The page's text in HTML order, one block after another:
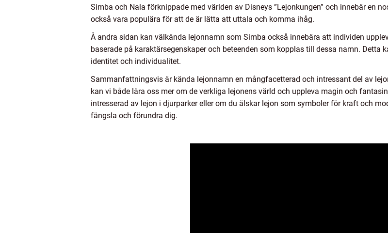
Simba och Nala förknippade med världen av Disneys ”Lejonkungen” och innebär en
också vara populära för att de är lätta att uttala och komma ihåg.
Å andra sidan kan välkända lejonnamn som Simba också innebära att individen
baserade på karaktärsegenskaper och beteenden som kopplas till dessa namn. Detta
identitet och individualitet.
Sammanfattningsvis är kända lejonnamn en mångfacetterad och intressant del av
kan vi både lära oss mer om de verkliga lejonens värld och uppleva magin och
intresserad av lejon i djurparker eller om du älskar lejon som symboler för kraft och
fängsla och förundra dig.